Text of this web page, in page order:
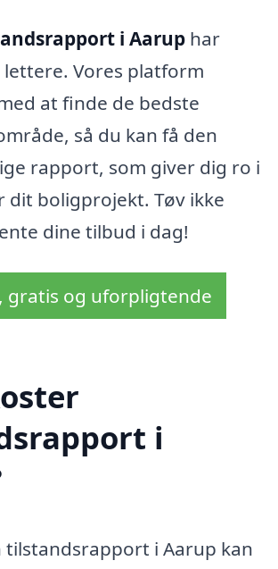
i Aarup har
Vores platform
at finde de bedste
så du kan få den
rapport, som giver dig ro i
dit boligprojekt. Tøv ikke
dine tilbud i dag!
gratis og uforpligtende
i
tilstandsrapport i Aarup kan